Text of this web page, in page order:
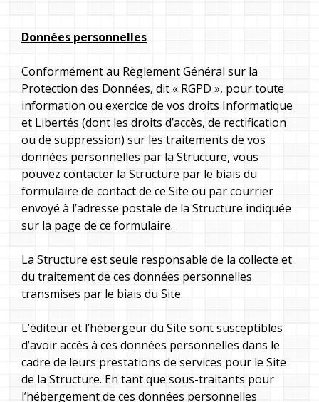
Données personnelles
Conformément au Règlement Général sur la
Protection des Données, dit « RGPD », pour toute
information ou exercice de vos droits Informatique
et Libertés (dont les droits d’accès, de rectification
ou de suppression) sur les traitements de vos
données personnelles par la Structure, vous
pouvez contacter la Structure par le biais du
formulaire de contact de ce Site ou par courrier
envoyé à l’adresse postale de la Structure indiquée
sur la page de ce formulaire.
La Structure est seule responsable de la collecte et
du traitement de ces données personnelles
transmises par le biais du Site.
L’éditeur et l’hébergeur du Site sont susceptibles
d’avoir accès à ces données personnelles dans le
cadre de leurs prestations de services pour le Site
de la Structure. En tant que sous-traitants pour
l’hébergement de ces données personnelles